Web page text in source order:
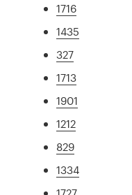
1716
1435
327
1713
1901
1212
829
1334